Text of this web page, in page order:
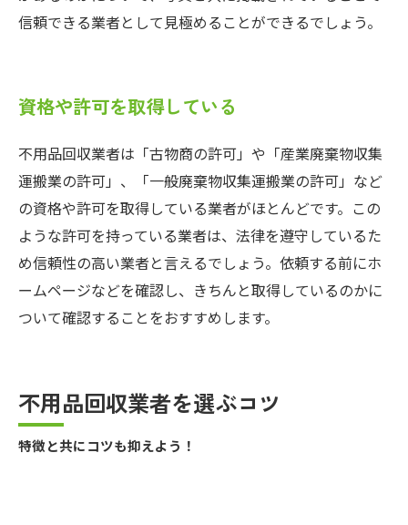
信頼できる業者として見極めることができるでしょう。
資格や許可を取得している
不用品回収業者は「古物商の許可」や「産業廃棄物収集
運搬業の許可」、「一般廃棄物収集運搬業の許可」など
の資格や許可を取得している業者がほとんどです。この
ような許可を持っている業者は、法律を遵守しているた
め信頼性の高い業者と言えるでしょう。依頼する前にホ
ームページなどを確認し、きちんと取得しているのかに
ついて確認することをおすすめします。
不用品回収業者を選ぶコツ
特徴と共にコツも抑えよう！